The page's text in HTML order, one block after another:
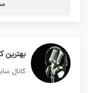
بهترین
کانال